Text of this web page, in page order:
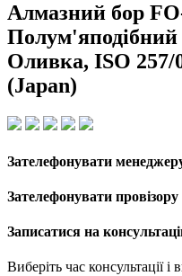
Алмазний бор
Полум'яподібний
Оливка, ISO 257/
(Japan)
Зателефонувати
Зателефонувати провізору
Записатися на
Виберіть час консультації і